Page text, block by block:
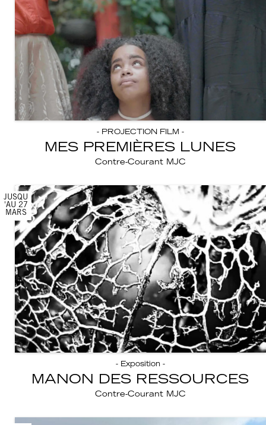
- PROJECTION FILM -
MES PREMIÈRES LUNES
Contre-Courant MJC
- Exposition -
MANON DES RESSOURCES
Contre-Courant MJC
JUSQU
'AU 27
MARS